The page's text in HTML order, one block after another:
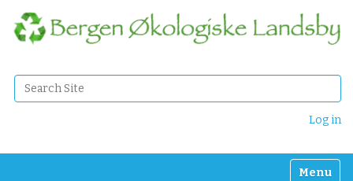
Search Site
Log in
Toggle